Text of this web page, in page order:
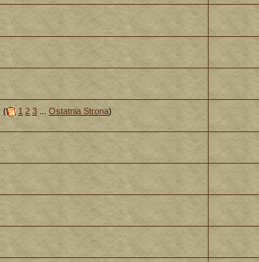
( 1 2 3 Ostatnia Strona)